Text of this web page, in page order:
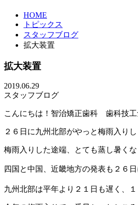
HOME
トピックス
スタッフブログ
拡大装置
拡大装置
2019.06.29
スタッフブログ
こんにちは！智治矯正歯科 歯科技
２６日に九州北部がやっと梅雨入りし
梅雨入りした途端、とても蒸し暑く
四国と中国、近畿地方の発表も２６
九州北部は平年より２１日も遅く、